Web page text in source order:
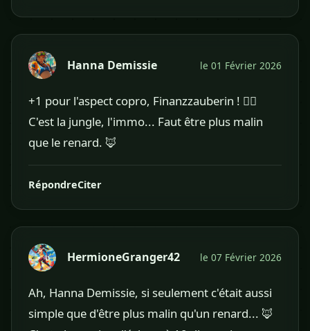
Hanna Demissie le 01 Février 2026
+1 pour l'aspect copro, Finanzzauberin ! 🕵️‍♀️
C'est la jungle, l'immo... Faut être plus malin
que le renard. 🦊
RépondreCiter
HermioneGranger42 le 07 Février 2026
Ah, Hanna Demissie, si seulement c'était aussi
simple que d'être plus malin qu'un renard... 🦊